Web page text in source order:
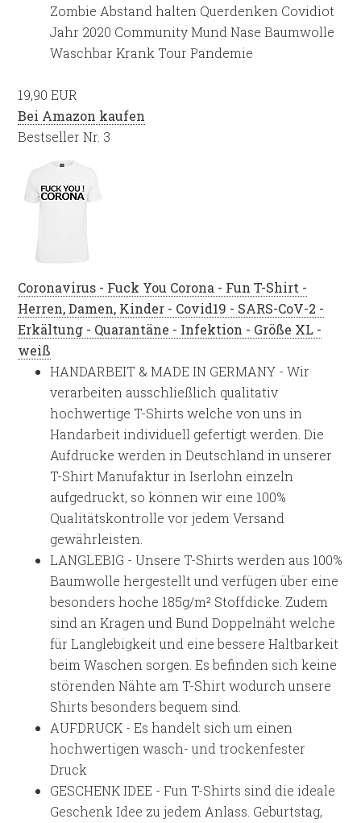
Zombie Abstand halten Querdenken Covidiot
Jahr 2020 Community Mund Nase Baumwolle
Waschbar Krank Tour Pandemie
19,90 EUR
Bei Amazon kaufen
Bestseller Nr. 3
Coronavirus - Fuck You Corona - Fun T-Shirt -
Herren, Damen, Kinder - Covid19 - SARS-CoV-2 -
Erkältung - Quarantäne - Infektion - Größe XL -
weiß
HANDARBEIT & MADE IN GERMANY - Wir
verarbeiten ausschließlich qualitativ
hochwertige T-Shirts welche von uns in
Handarbeit individuell gefertigt werden. Die
Aufdrucke werden in Deutschland in unserer
T-Shirt Manufaktur in Iserlohn einzeln
aufgedruckt, so können wir eine 100%
Qualitätskontrolle vor jedem Versand
gewährleisten.
LANGLEBIG - Unsere T-Shirts werden aus 100%
Baumwolle hergestellt und verfügen über eine
besonders hoche 185g/m² Stoffdicke. Zudem
sind an Kragen und Bund Doppelnäht welche
für Langlebigkeit und eine bessere Haltbarkeit
beim Waschen sorgen. Es befinden sich keine
störenden Nähte am T-Shirt wodurch unsere
Shirts besonders bequem sind.
AUFDRUCK - Es handelt sich um einen
hochwertigen wasch- und trockenfester
Druck
GESCHENK IDEE - Fun T-Shirts sind die ideale
Geschenk Idee zu jedem Anlass. Geburtstag,